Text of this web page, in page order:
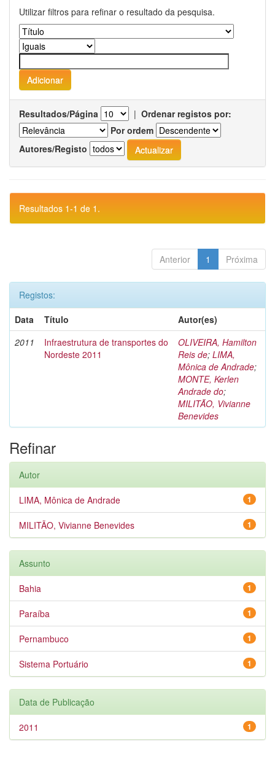
Utilizar filtros para refinar o resultado da pesquisa.
Resultados/Página | Ordenar registos por:
Por ordem
Autores/Registo
Resultados 1-1 de 1.
Anterior 1 Próxima
Registos:
Data
Título
Autor(es)
2011
Infraestrutura de transportes do
Nordeste 2011
OLIVEIRA, Hamilton
Reis de; LIMA,
Mônica de Andrade;
MONTE, Kerlen
Andrade do;
MILITÃO, Vivianne
Benevides
Refinar
Autor
1
LIMA, Mônica de Andrade
1
MILITÃO, Vivianne Benevides
Assunto
1
Bahia
1
Paraíba
1
Pernambuco
1
Sistema Portuário
Data de Publicação
1
2011